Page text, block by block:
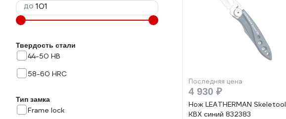
до
Твердость стали
44-50 HB
58-60 HRC
Тип замка
Frame lock
Последняя цена
4 930 ₽
Нож LEATHERMAN Skeletool
KBX синий 832383